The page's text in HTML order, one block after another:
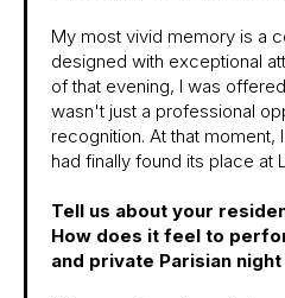
My most vivid memory is a
designed with exceptional
of that evening, I was
wasn't just a professional
recognition. At that moment,
had finally found its place at
Tell us about your
How does it feel to
and private Parisian